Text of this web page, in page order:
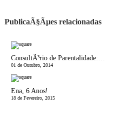
PublicaÃ§Ãµes relacionadas
01 de Outubro, 2014
Ena, 6 Anos!
18 de Fevereiro, 2015